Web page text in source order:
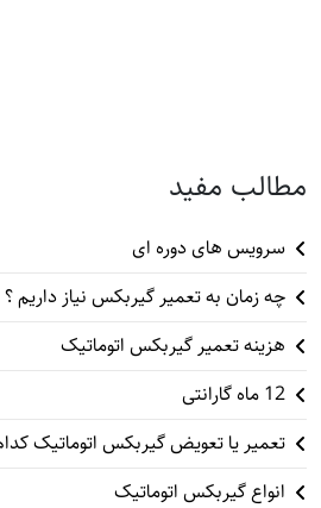
مطالب مفید
سرویس های دوره ای
چه زمان به تعمیر گیربکس نیاز داریم ؟
هزینه تعمیر گیربکس اتوماتیک
12 ماه گارانتی
تعمیر یا تعویض گیربکس اتوماتیک
انواع گیربکس اتوماتیک